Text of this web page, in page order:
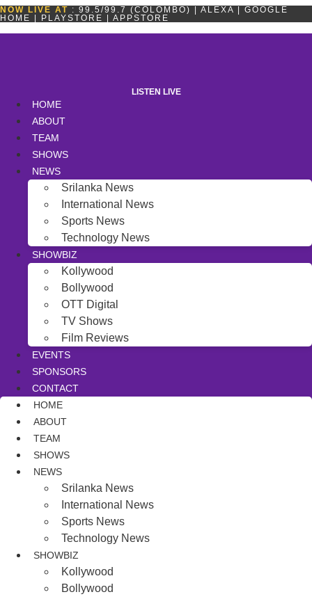
Skip
to
NOW LIVE AT : 99.5/99.7 (COLOMBO) | ALEXA | GOOGLE
HOME | PLAYSTORE | APPSTORE
LISTEN LIVE
HOME
ABOUT
TEAM
SHOWS
NEWS
Srilanka News
International News
Sports News
Technology News
SHOWBIZ
Kollywood
Bollywood
OTT Digital
TV Shows
Film Reviews
EVENTS
SPONSORS
CONTACT
HOME
ABOUT
TEAM
SHOWS
NEWS
Srilanka News
International News
Sports News
Technology News
SHOWBIZ
Kollywood
Bollywood